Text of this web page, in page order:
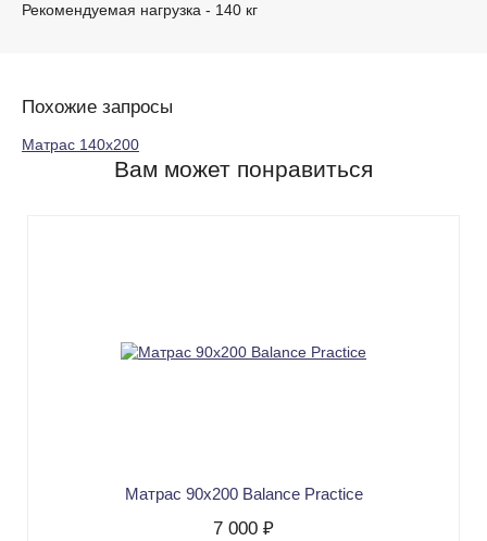
Рекомендуемая нагрузка - 140 кг
Похожие запросы
Матрас 140х200
Вам может понравиться
Матрас 90х200 Balance Practice
7 000 ₽